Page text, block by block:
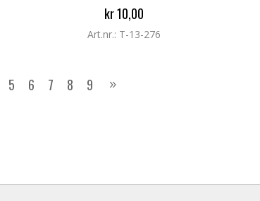
kr 10,00
Art.nr.: T-13-276
5 6 7 8 9